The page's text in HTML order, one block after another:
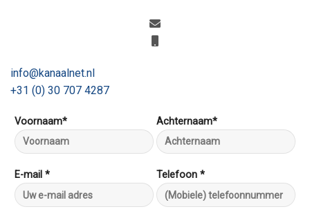
info@kanaalnet.nl
+31 (0) 30 707 4287
Voornaam* Achternaam*
E-mail * Telefoon *